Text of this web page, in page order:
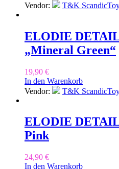
Vendor:
T&K
ELODIE
„Mineral Green“
19,90 €
In den Warenkorb
Vendor:
T&K
ELODIE
Pink
24,90 €
In den Warenkorb